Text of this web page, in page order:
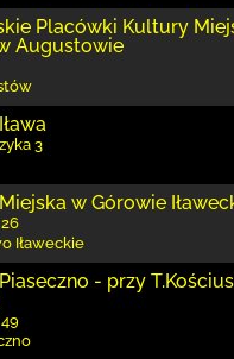
Placówki Kultury
Augustowie
3
w Górowie
Iławeckie
- przy